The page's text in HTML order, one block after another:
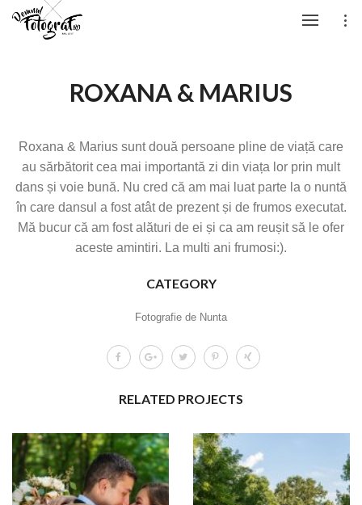
ROXANA & MARIUS
Roxana & Marius sunt două persoane pline de viață care
au sărbătorit cea mai importantă zi din viața lor prin mult
dans și voie bună. Nu cred că am mai luat parte la o nuntă
în care dansul a fost atât de prezent și de frumos executat.
Mă bucur că am fost alături de ei și ca am reușit să le ofer
aceste amintiri. La multi ani frumosi:).
CATEGORY
Fotografie de Nunta
RELATED PROJECTS